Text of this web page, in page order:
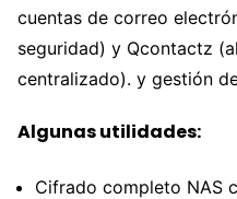
cuentas de correo
seguridad) y Qcontactz
centralizado). y gestión
Algunas utilidades:
Cifrado completo NAS